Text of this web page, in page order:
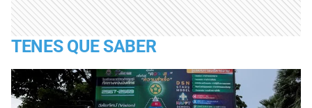
TENES QUE SABER